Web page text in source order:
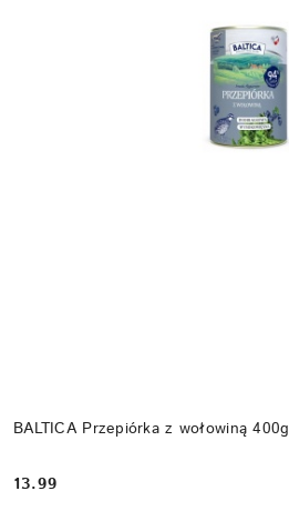
BALTICA Przepiórka z wołowiną 400g
Cena:
13.99